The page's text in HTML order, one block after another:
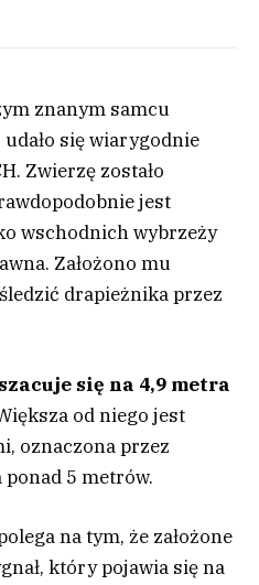
znanym samcu
udało się wiarygodnie
Zwierzę zostało
jest
wschodnich wybrzeży
Założono mu
drapieżnika przez
się na 4,9 metra
od niego jest
oznaczona przez
ponad 5 metrów.
na tym, że założone
który pojawia się na